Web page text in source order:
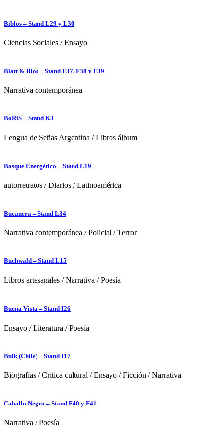
Biblos – Stand L29 y L30
Ciencias Sociales /Ensayo
Blatt & Rios – Stand F37, F38 y F39
Narrativa contemporánea
BoRiS – Stand K3
Lengua de Señas Argentina /Libros álbum
Bosque Energético – Stand L19
autorretratos /Diarios /Latinoamérica
Bucanera – Stand L34
Narrativa contemporánea /Policial /Terror
Buchwald – Stand L15
Libros artesanales /Narrativa /Poesía
Buena Vista – Stand I26
Ensayo /Literatura /Poesía
Bulk (Chile) – Stand I17
Biografías /Crítica cultural /Ensayo /Ficción /Narrativa
Caballo Negro – Stand F40 y F41
Narrativa /Poesía